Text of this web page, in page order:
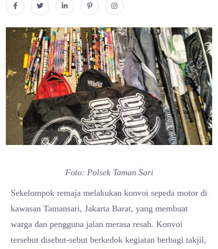
Foto: Polsek Taman Sari
Sekelompok remaja melakukan konvoi sepeda motor di
kawasan Tamansari, Jakarta Barat, yang membuat
warga dan pengguna jalan merasa resah. Konvoi
tersebut disebut-sebut berkedok kegiatan berbagi takjil,